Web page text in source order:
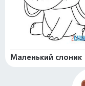
Маленький слоник